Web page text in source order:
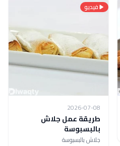
فيديو
2026-07-08
طريقة عمل جلاش
بالبسبوسة
جلاش بالبسبوسة